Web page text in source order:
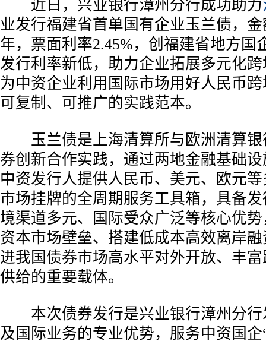
近日，兴业银行漳州分行成功助力
业发行福建省首单国有企业玉兰债，
年，票面利率2.45%，创福建省地方国
发行利率新低，助力企业拓展多元化
为中资企业利用国际市场用好人民币
可复制、可推广的实践范本。
玉兰债是上海清算所与欧洲清算银
券创新合作实践，通过两地金融基础
中资发行人提供人民币、美元、欧元
市场挂牌的全周期服务工具箱，具备
境渠道多元、国际受众广泛等核心优
资本市场壁垒、搭建低成本高效离岸
进我国债券市场高水平对外开放、丰
供给的重要载体。
本次债券发行是兴业银行漳州分行
及国际业务的专业优势，服务中资国